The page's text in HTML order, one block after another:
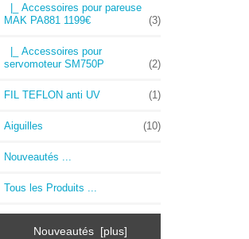
|_ Accessoires pour pareuse
MAK PA881 1199€
(3)
|_ Accessoires pour
servomoteur SM750P
(2)
FIL TEFLON anti UV (1)
Aiguilles (10)
Nouveautés ...
Tous les Produits ...
Nouveautés [plus]